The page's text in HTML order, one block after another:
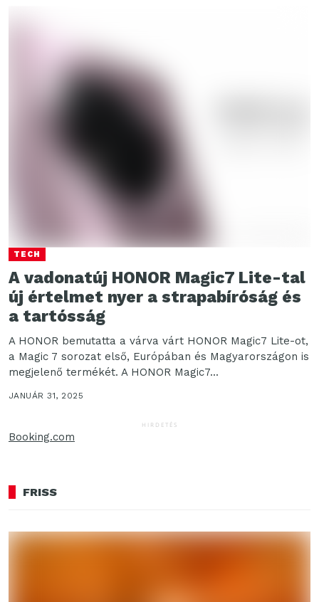
TECH
A vadonatúj HONOR Magic7 Lite-tal
új értelmet nyer a strapabíróság és
a tartósság
A HONOR bemutatta a várva várt HONOR Magic7 Lite-ot,
a Magic 7 sorozat első, Európában és Magyarországon is
megjelenő termékét. A HONOR Magic7...
JANUÁR 31, 2025
HIRDETÉS
Booking.com
FRISS